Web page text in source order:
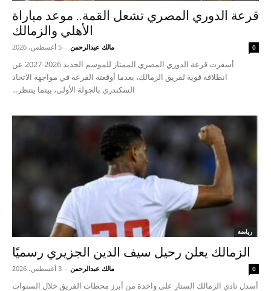
قرعة الدوري المصري تشعل القمة.. موعد مباراة
الأهلي والزمالك
مالك عبدالرحمن - 5 أغسطس، 2026 0
أسفرت قرعة الدوري المصري الممتاز للموسم الجديد 2026-2027 عن
انطلاقة قوية لفريق الزمالك، بعدما أوقعته القرعة في مواجهة الاتحاد
السكندري بالجولة الأولى، بينما ينتظر...
رياضة
الزمالك يعلن رحيل سيف الدين الجزيري رسميًا
مالك عبدالرحمن - 3 أغسطس، 2026 0
أسدل نادي الزمالك الستار على واحدة من أبرز محطات الفريق خلال السنوات